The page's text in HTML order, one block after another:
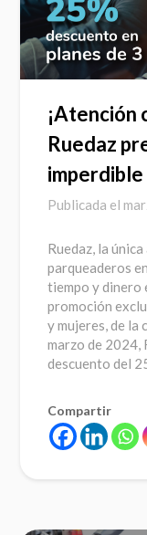
¡Atención
Ruedaz
Publicada el
Ruedaz, la
parqueaderos
tiempo y dinero
promoción
y mujeres, de la
marzo de 2024,
descuento del
Compartir